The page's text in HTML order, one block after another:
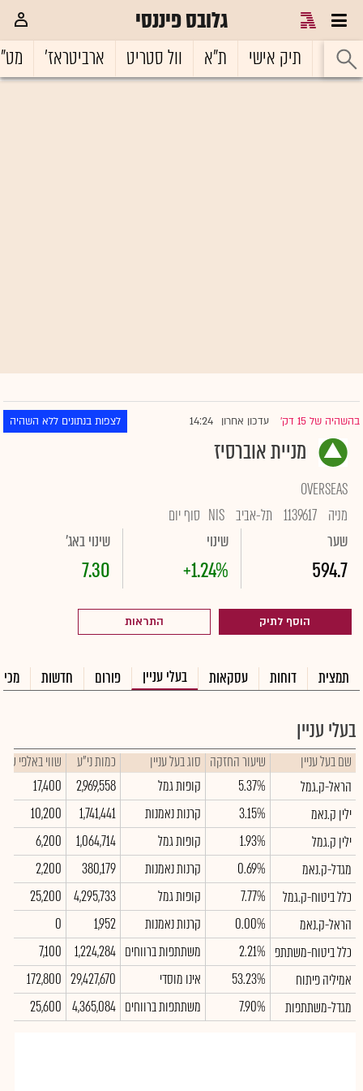
גלובס פיננסי
ראשי תיק אישי ת"א וול סטריט ארביטראז'
בהשהיה של 15 דק' |עדכון אחרון 14:24 לצפות בנתונים ללא השהיה
מניית אוברסיז
OVERSEAS
מניה 1139617 תל-אביב NIS סוף יום
שער
594.7
שינוי
+1.24%
שינוי באג'
7.30
הוסף לתיק התראות
תמצית דוחות עסקאות בעלי עניין פורום חדשות
בעלי עניין
שם בעל עניין שיעור החזקה סוג בעל עניין כמות ני"ע
שווי באלפי
הראל-ק.גמל
5.37% קופות גמל 2,969,558
17,400
ילין ק.נאמ
3.15% קרנות נאמנות 1,741,441
10,200
ילין ק.גמל
1.93% קופות גמל 1,064,714
6,200
מגדל-ק.נאמ
0.69% קרנות נאמנות 380,179
2,200
כלל ביטוח-ק.גמל
7.77% קופות גמל 4,295,733
25,200
הראל-ק.נאמ
0.00% קרנות נאמנות 1,952
0
כלל ביטוח-משתתפ 2.21% משתתפות ברווחים 1,224,284
7,100
אמיליה פיתוח
53.23% אינו מוסדי 29,427,670
172,800
מגדל-משתתפות
7.90% משתתפות ברווחים 4,365,084
25,600